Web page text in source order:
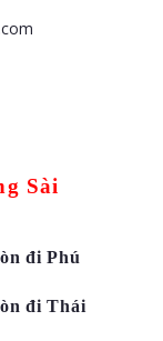
Sài
đi Phú
đi Thái